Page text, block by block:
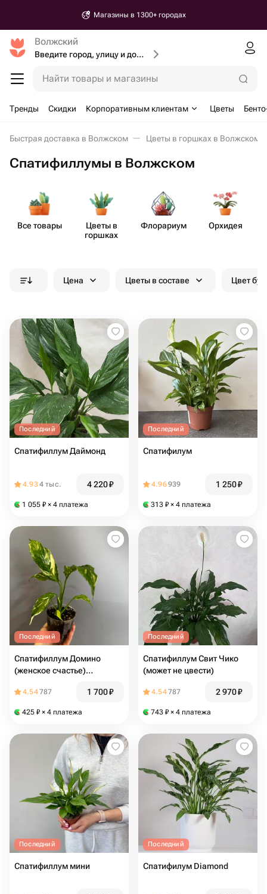
Магазины в 1300+ городах
Волжский
Введите город, улицу и дом доставки
Найти товары и магазины
Тренды Скидки Корпоративным клиентам Цветы
Быстрая доставка в Волжском Цветы в горшках в Волжском
Спатифиллумы в Волжском
Все товары
Цветы в
горшках
Флорариум Орхидея
Цена Цветы в составе Цвет
Последний
Спатифиллум Даймонд
4.934 тыс. 4 220₽
1 055 ₽ × 4 платежа
Последний
Спатифилум
4.96939 1 250₽
313 ₽ × 4 платежа
Последний
Спатифиллум Домино
(женское счастье)
4.54787 1 700₽
425 ₽ × 4 платежа
Последний
Спатифиллум Свит Чико
(может не цвести)
4.54787 2 970₽
743 ₽ × 4 платежа
Последний
Спатифиллум мини
Последний
Спатифилум Diamond